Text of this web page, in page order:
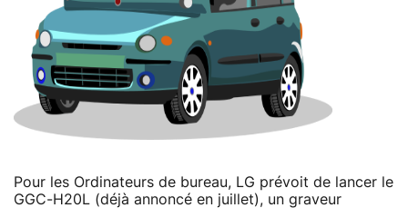
Pour les Ordinateurs de bureau, LG prévoit de lancer le
GGC-H20L (déjà annoncé en juillet), un graveur